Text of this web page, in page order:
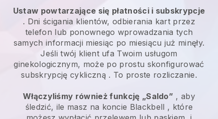
Ustaw powtarzające się płatności i subskrypcje
. Dni ścigania klientów, odbierania kart przez
telefon lub ponownego wprowadzania tych
samych informacji miesiąc po miesiącu już minęły.
Jeśli twój klient ufa Twoim usługom
ginekologicznym, może po prostu skonfigurować
subskrypcję cykliczną . To proste rozliczanie.
Włączyliśmy również funkcję „Saldo” , aby
śledzić, ile masz na koncie Blackbell , które